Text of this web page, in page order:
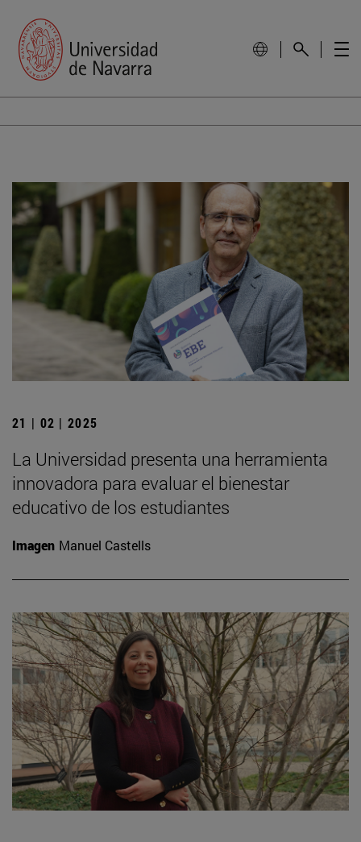
21 | 02 | 2025
La Universidad presenta una herramienta
innovadora para evaluar el bienestar
educativo de los estudiantes
Imagen Manuel Castells